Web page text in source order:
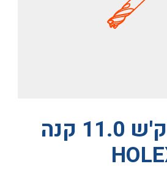
מקדח מתק'ש 11.0 קנה